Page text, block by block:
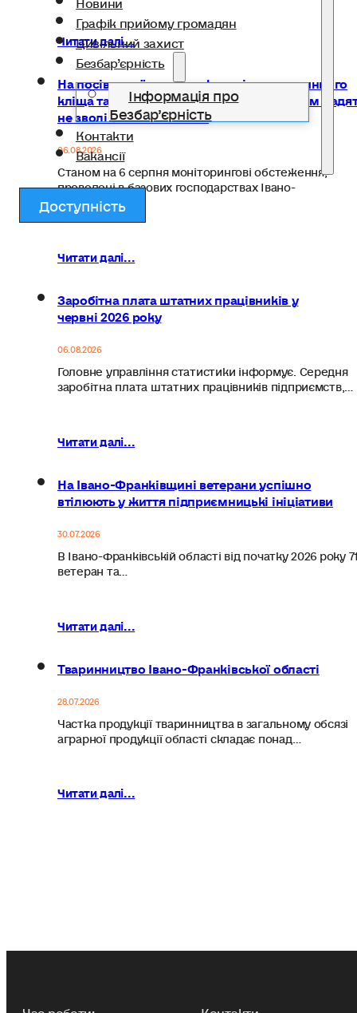
Графік прийому громадян
Цивільний захист
Безбар’єрність
Інформація про
Безбар’єрність
Контакти
Вакансії
Доступність
Читати далі...
На посівах сої зростає активність павутинного
кліща та поширюються хвороби: аграріям
не зволікати із захистом
06.08.2026
Станом на 6 серпня моніторингові обстеження,
проведені в базових господарствах Івано-
Франківської…
Читати далі...
Заробітна плата штатних працівників у
червні 2026 року
06.08.2026
Головне управління статистики інформує. Середня
заробітна плата штатних працівників підприємств,…
Читати далі...
На Івано-Франківщині ветерани успішно
втілюють у життя підприємницькі ініціативи
30.07.2026
В Івано-Франківській області від початку 2026 року
ветеран та…
Читати далі...
Тваринництво Івано-Франківської області
28.07.2026
Частка продукції тваринництва в загальному обсязі
аграрної продукції області складає понад…
Читати далі...